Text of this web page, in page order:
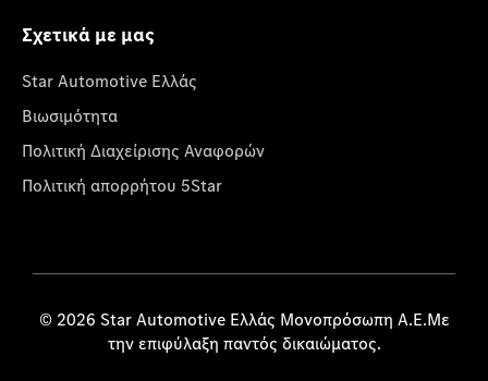
Σχετικά με μας
Star Automotive Ελλάς
Βιωσιμότητα
Πολιτική Διαχείρισης Αναφορών
Πολιτική απορρήτου 5Star
© 2026 Star Automotive Ελλάς Μονοπρόσωπη Α.Ε.Με
την επιφύλαξη παντός δικαιώματος.